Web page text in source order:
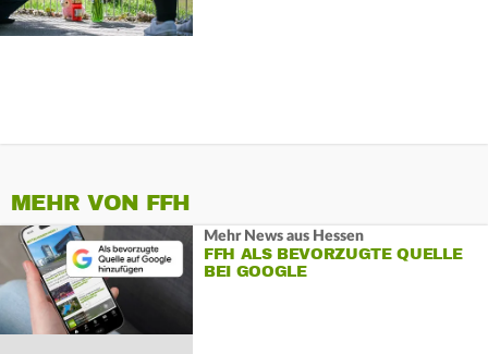
MEHR VON FFH
Mehr News aus Hessen
FFH ALS BEVORZUGTE QUELLE
BEI GOOGLE